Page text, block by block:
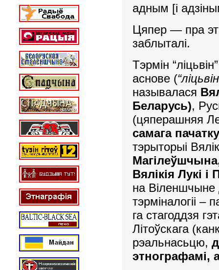
адным [і
Цяпер — пра
заблыталі.
Тэрмін
аснове (
называлася
Беларусь),
(цяперашняя
самага
тэрыторыі
Вялікія Лукі і
на
тэрміналогіі
га стагоддзя
Літоўскага
рэальнасьцю,
этнографамі,